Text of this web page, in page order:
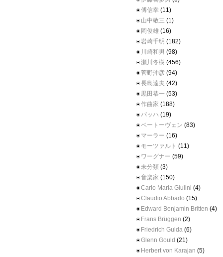
傅信幸 (11)
山中敬三 (1)
岡俊雄 (16)
岩崎千明 (182)
川崎和男 (98)
瀬川冬樹 (456)
菅野沖彦 (94)
長島達夫 (42)
黒田恭一 (53)
作曲家 (188)
バッハ (19)
ベートーヴェン (83)
マーラー (16)
モーツァルト (11)
ワーグナー (59)
未分類 (3)
音楽家 (150)
Carlo Maria Giulini (4)
Claudio Abbado (15)
Edward Benjamin Britten (4)
Frans Brüggen (2)
Friedrich Gulda (6)
Glenn Gould (21)
Herbert von Karajan (5)